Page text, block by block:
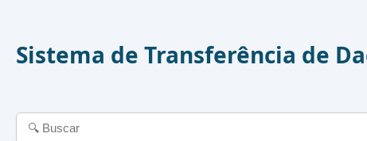
Sistema de Transferência de